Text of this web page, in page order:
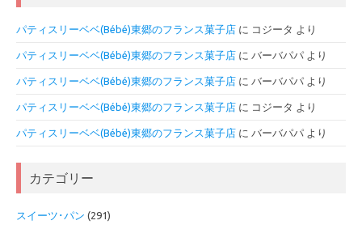
パティスリーベベ(Bébé)東郷のフランス菓子店 に コジータ より
パティスリーベベ(Bébé)東郷のフランス菓子店 に バーバパパ より
パティスリーベベ(Bébé)東郷のフランス菓子店 に バーバパパ より
パティスリーベベ(Bébé)東郷のフランス菓子店 に コジータ より
パティスリーベベ(Bébé)東郷のフランス菓子店 に バーバパパ より
カテゴリー
スイーツ･パン (291)